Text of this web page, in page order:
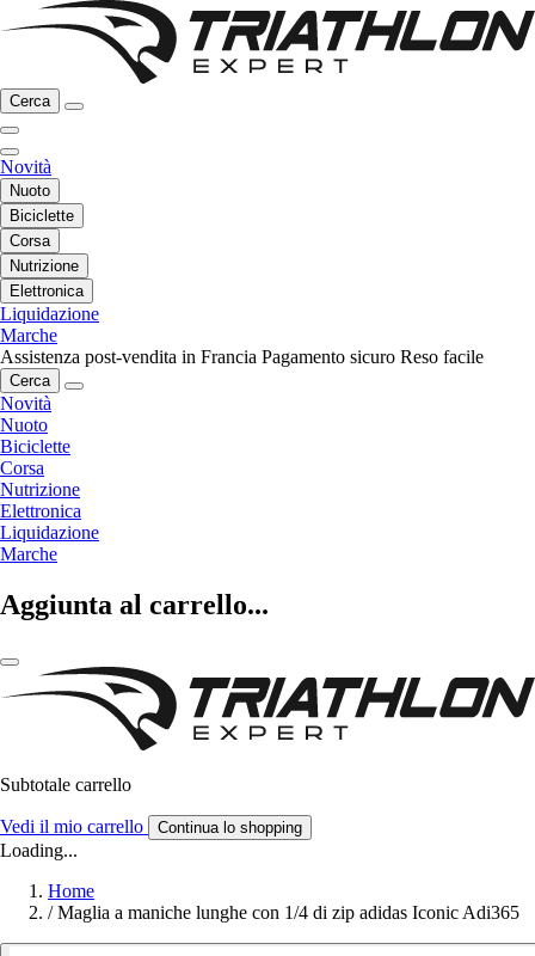
Cerca
Novità
Nuoto
Biciclette
Corsa
Nutrizione
Elettronica
Liquidazione
Marche
Assistenza post-vendita in Francia Pagamento sicuro Reso facile
Cerca
Novità
Nuoto
Biciclette
Corsa
Nutrizione
Elettronica
Liquidazione
Marche
Aggiunta al carrello...
Subtotale carrello
Vedi il mio carrello Continua lo shopping
Loading...
Home
/ Maglia a maniche lunghe con 1/4 di zip adidas Iconic Adi365